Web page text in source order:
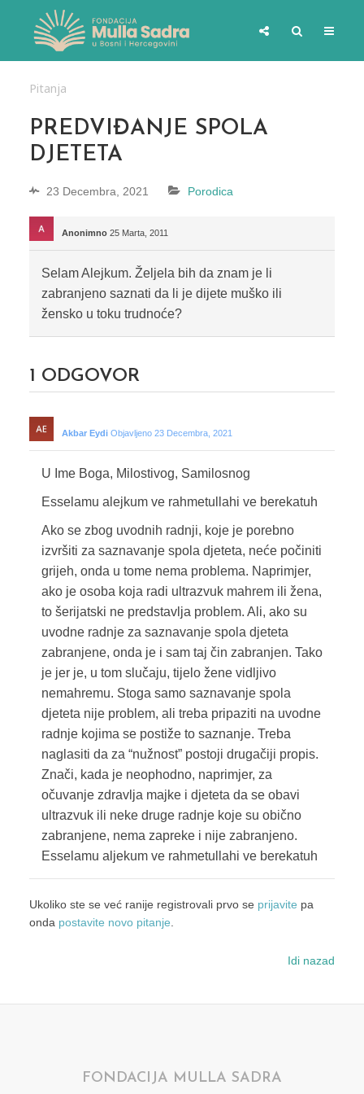
Pitanja
PREDVIĐANJE SPOLA
DJETETA
23 Decembra, 2021 Porodica
Anonimno 25 Marta, 2011
Selam Alejkum. Željela bih da znam je li
zabranjeno saznati da li je dijete muško ili
žensko u toku trudnoće?
1 ODGOVOR
Akbar Eydi Objavljeno 23 Decembra, 2021
U Ime Boga, Milostivog, Samilosnog
Esselamu alejkum ve rahmetullahi ve berekatuh
Ako se zbog uvodnih radnji, koje je porebno
izvršiti za saznavanje spola djeteta, neće počiniti
grijeh, onda u tome nema problema. Naprimjer,
ako je osoba koja radi ultrazvuk mahrem ili žena,
to šerijatski ne predstavlja problem. Ali, ako su
uvodne radnje za saznavanje spola djeteta
zabranjene, onda je i sam taj čin zabranjen. Tako
je jer je, u tom slučaju, tijelo žene vidljivo
nemahremu. Stoga samo saznavanje spola
djeteta nije problem, ali treba pripaziti na uvodne
radnje kojima se postiže to saznanje. Treba
naglasiti da za “nužnost” postoji drugačiji propis.
Znači, kada je neophodno, naprimjer, za
očuvanje zdravlja majke i djeteta da se obavi
ultrazvuk ili neke druge radnje koje su obično
zabranjene, nema zapreke i nije zabranjeno.
Esselamu aljekum ve rahmetullahi ve berekatuh
Ukoliko ste se već ranije registrovali prvo se prijavite pa
onda postavite novo pitanje.
Idi nazad
FONDACIJA MULLA SADRA